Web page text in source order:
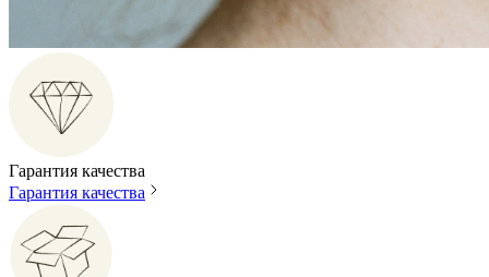
Гарантия качества
Гарантия качества